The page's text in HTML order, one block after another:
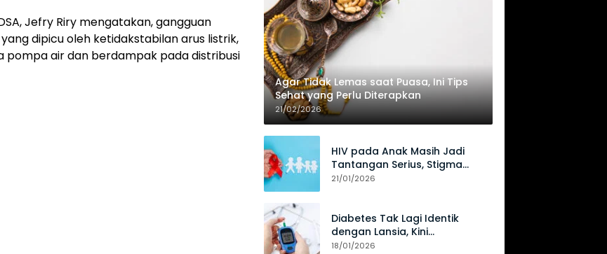
Jefry Riry mengatakan, gangguan
dipicu oleh ketidakstabilan arus listrik,
pompa air dan berdampak pada distribusi
Agar Tidak Lemas saat Puasa, Ini Tips
Sehat yang Perlu Diterapkan
21/02/2026
HIV pada Anak Masih Jadi
Tantangan Serius, Stigma
Hambat Akses Perawatan
21/01/2026
Diabetes Tak Lagi Identik
dengan Lansia, Kini
Mengancam Generasi Muda
18/01/2026